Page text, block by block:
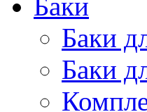
Баки
Баки